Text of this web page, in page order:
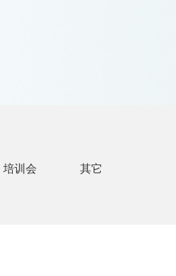
培训会 其它